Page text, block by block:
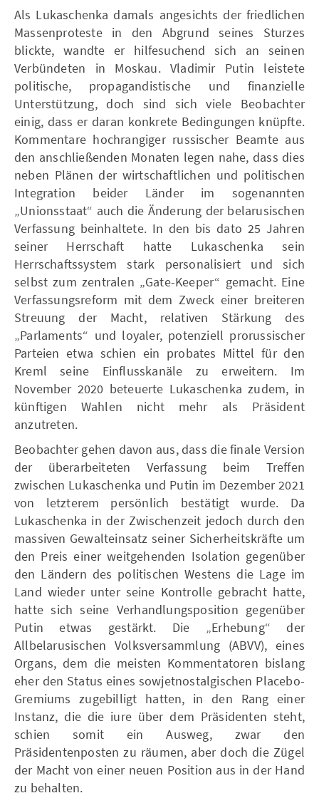
Als Lukaschenka damals angesichts der friedlichen
Massenproteste in den Abgrund seines Sturzes
blickte, wandte er hilfesuchend sich an seinen
Verbündeten in Moskau. Vladimir Putin leistete
politische, propagandistische und finanzielle
Unterstützung, doch sind sich viele Beobachter
einig, dass er daran konkrete Bedingungen knüpfte.
Kommentare hochrangiger russischer Beamte aus
den anschließenden Monaten legen nahe, dass dies
neben Plänen der wirtschaftlichen und politischen
Integration beider Länder im sogenannten
„Unionsstaat“ auch die Änderung der belarusischen
Verfassung beinhaltete. In den bis dato 25 Jahren
seiner Herrschaft hatte Lukaschenka sein
Herrschaftssystem stark personalisiert und sich
selbst zum zentralen „Gate-Keeper“ gemacht. Eine
Verfassungsreform mit dem Zweck einer breiteren
Streuung der Macht, relativen Stärkung des
„Parlaments“ und loyaler, potenziell prorussischer
Parteien etwa schien ein probates Mittel für den
Kreml seine Einflusskanäle zu erweitern. Im
November 2020 beteuerte Lukaschenka zudem, in
künftigen Wahlen nicht mehr als Präsident
anzutreten.
Beobachter gehen davon aus, dass die finale Version
der überarbeiteten Verfassung beim Treffen
zwischen Lukaschenka und Putin im Dezember 2021
von letzterem persönlich bestätigt wurde. Da
Lukaschenka in der Zwischenzeit jedoch durch den
massiven Gewalteinsatz seiner Sicherheitskräfte um
den Preis einer weitgehenden Isolation gegenüber
den Ländern des politischen Westens die Lage im
Land wieder unter seine Kontrolle gebracht hatte,
hatte sich seine Verhandlungsposition gegenüber
Putin etwas gestärkt. Die „Erhebung“ der
Allbelarusischen Volksversammlung (ABVV), eines
Organs, dem die meisten Kommentatoren bislang
eher den Status eines sowjetnostalgischen Placebo-
Gremiums zugebilligt hatten, in den Rang einer
Instanz, die die iure über dem Präsidenten steht,
schien somit ein Ausweg, zwar den
Präsidentenposten zu räumen, aber doch die Zügel
der Macht von einer neuen Position aus in der Hand
zu behalten.